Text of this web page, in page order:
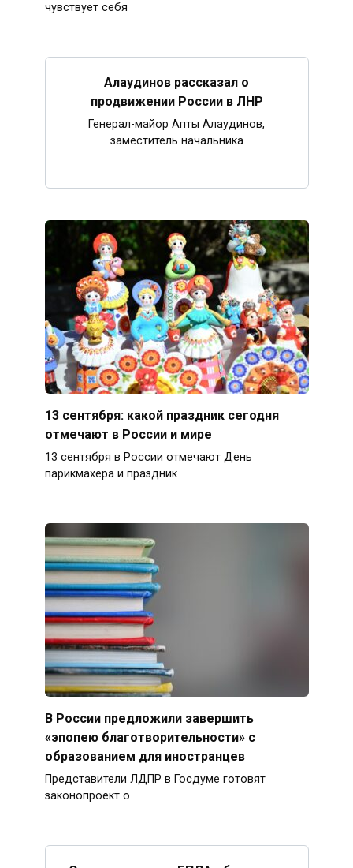
чувствует себя
Алаудинов рассказал о
продвижении России в ЛНР
Генерал-майор Апты Алаудинов,
заместитель начальника
13 сентября: какой праздник сегодня
отмечают в России и мире
13 сентября в России отмечают День
парикмахера и праздник
В России предложили завершить
«эпопею благотворительности» с
образованием для иностранцев
Представители ЛДПР в Госдуме готовят
законопроект о